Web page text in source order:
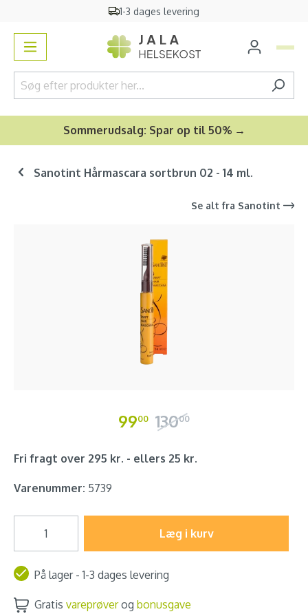
1-3 dages levering
Sommerudsalg: Spar op til 50% →
Sanotint Hårmascara sortbrun 02 - 14 ml.
Se alt fra Sanotint
9900 13000
Fri fragt over 295 kr. - ellers 25 kr.
Varenummer: 5739
Læg i kurv
På lager - 1-3 dages levering
Gratis vareprøverog bonusgave